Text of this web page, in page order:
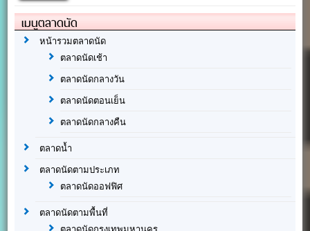
เมนูตลาดนัด
หน้ารวมตลาดนัด
ตลาดนัดเช้า
ตลาดนัดกลางวัน
ตลาดนัดตอนเย็น
ตลาดนัดกลางคืน
ตลาดน้ำ
ตลาดนัดตามประเภท
ตลาดนัดออฟฟิศ
ตลาดนัดตามพื้นที่